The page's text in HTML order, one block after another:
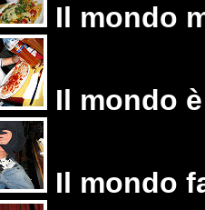
Il mondo
Il mondo
Il mondo